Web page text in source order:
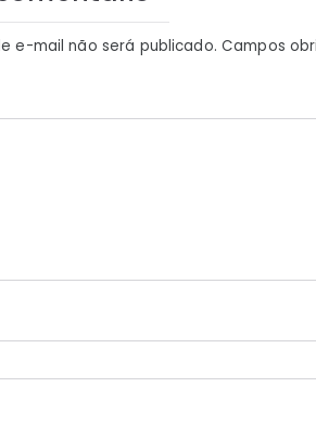
e-mail não será publicado. Campos